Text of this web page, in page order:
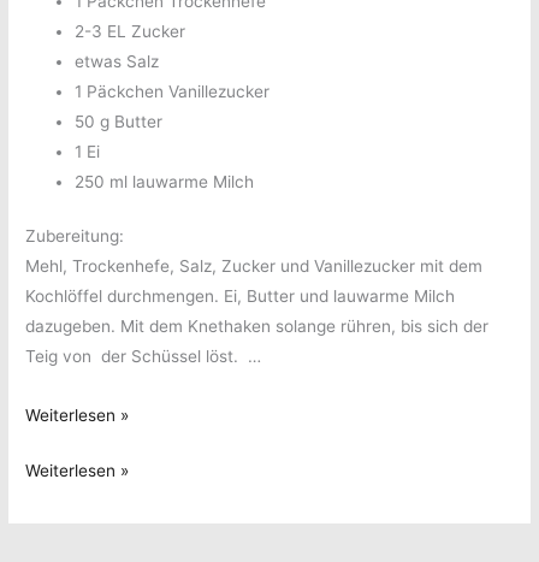
2-3 EL Zucker
etwas Salz
1 Päckchen Vanillezucker
50 g Butter
1 Ei
250 ml lauwarme Milch
Zubereitung:
Mehl, Trockenhefe, Salz, Zucker und Vanillezucker mit dem
Kochlöffel durchmengen. Ei, Butter und lauwarme Milch
dazugeben. Mit dem Knethaken solange rühren, bis sich der
Teig von der Schüssel löst. …
Joschis
für
Weiterlesen »
Joschis
Weiterlesen »